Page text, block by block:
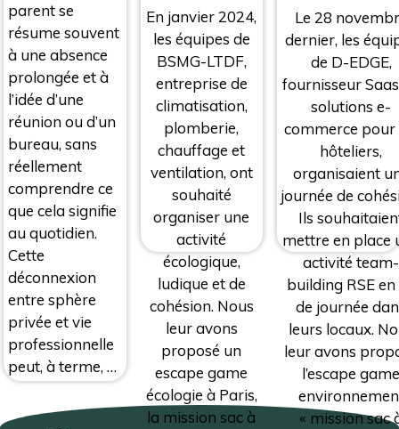
parent se
résume souvent
à une absence
prolongée et à
l’idée d’une
réunion ou d’un
bureau, sans
réellement
comprendre ce
que cela signifie
au quotidien.
Cette
déconnexion
entre sphère
privée et vie
professionnelle
peut, à terme, …
En janvier 2024,
les équipes de
BSMG-LTDF,
entreprise de
climatisation,
plomberie,
chauffage et
ventilation, ont
souhaité
organiser une
activité
écologique,
ludique et de
cohésion. Nous
leur avons
proposé un
escape game
écologie à Paris,
la mission sac à
Le 28
dernier, les
de D-EDGE,
fournisseur
solutions e-
commerce pour
hôteliers,
organisaient
journée de
Ils
mettre en place
activité team-
building RSE
de journée
leurs locaux.
leur avons
l’escape
« mission sac